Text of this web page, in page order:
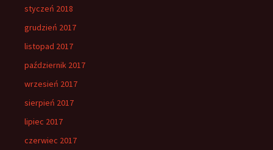
styczeń 2018
grudzień 2017
listopad 2017
październik 2017
wrzesień 2017
sierpień 2017
lipiec 2017
czerwiec 2017